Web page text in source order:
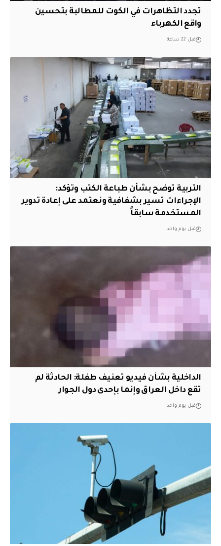
تجدد التظاهرات في الكوت للمطالبة بتحسين
واقع الكهرباء
قبل 22 ساعة
التربية توضح بشأن طباعة الكتب وتؤكد:
الإجراءات تسير بشفافية ونعتمد على إعادة تدوير
المستخدمة سابقاً
قبل يوم واحد
الداخلية بشأن فيديو تعنيف طفلة: الحادثة لم
تقع داخل العراق وإنما بإحدى دول الجوار
قبل يوم واحد